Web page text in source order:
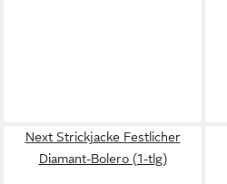
Next Strickjacke Festlicher
Diamant-Bolero (1-tlg)